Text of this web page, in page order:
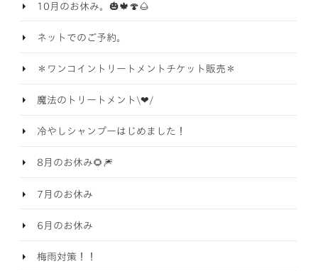
10月のお休み。🎃🍁🍄🌰
ネットでのご予約。
＊ワンコイントリートメントチケット販売＊
魔法のトリートメント\❤︎/
冷やしシャンプーはじめました！
8月のお休み🌻🎆
7月のお休み
6月のお休み
梅雨対策！！